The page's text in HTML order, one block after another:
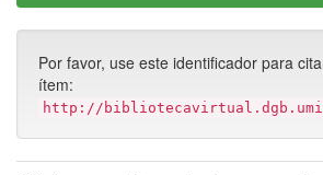
Por favor, use este identificador para
ítem:
http://